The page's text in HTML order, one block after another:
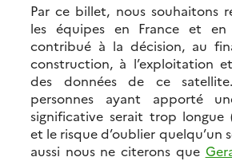
Par ce billet, nous souhaitons
les équipes en France et
contribué à la décision, au
construction, à l’exploitation
des données de ce
personnes ayant apporté
significative serait trop longue
et le risque d’oublier quelqu’un
aussi nous ne citerons que